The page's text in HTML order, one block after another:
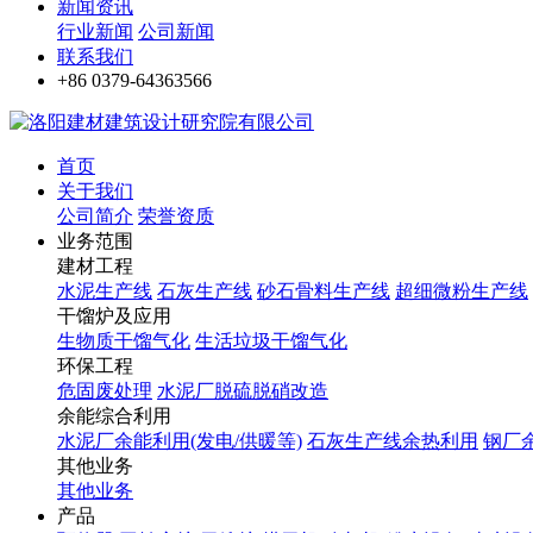
新闻资讯
行业新闻 公司新闻
联系我们
+86 0379-64363566
首页
关于我们
公司简介 荣誉资质
业务范围
建材工程
水泥生产线 石灰生产线 砂石骨料生产线 超细微粉生产线
干馏炉及应用
生物质干馏气化 生活垃圾干馏气化
环保工程
危固废处理 水泥厂脱硫脱硝改造
余能综合利用
水泥厂余能利用(发电/供暖等) 石灰生产线余热利用 钢厂
其他业务
其他业务
产品